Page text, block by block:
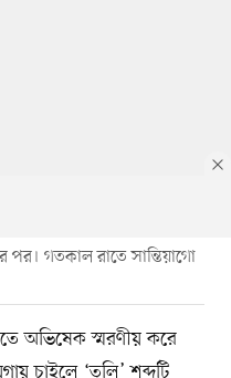
গতকাল রাতে সান্তিয়াগো
অভিষেক স্মরণীয় করে
চাইলে ‘তুলি’ শব্দটি